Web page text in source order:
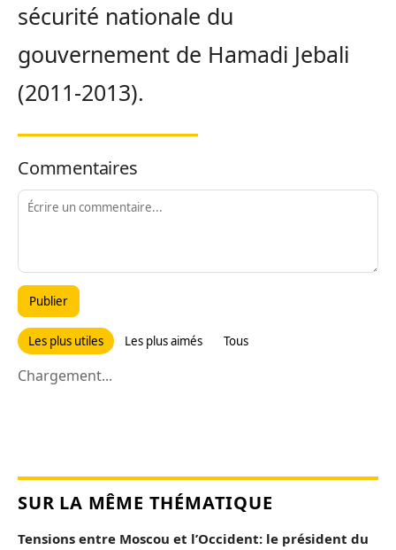
sécurité nationale du
gouvernement de Hamadi Jebali
(2011-2013).
Commentaires
Publier
Les plus utiles Les plus aimés Tous
Chargement...
SUR LA MÊME THÉMATIQUE
Tensions entre Moscou et l’Occident: le président du